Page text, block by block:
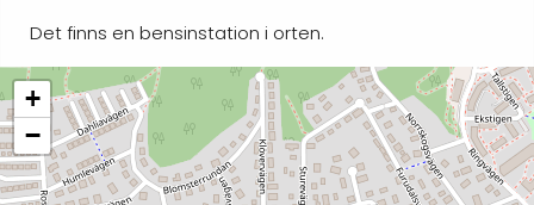
Det finns en bensinstation i orten.
+
−